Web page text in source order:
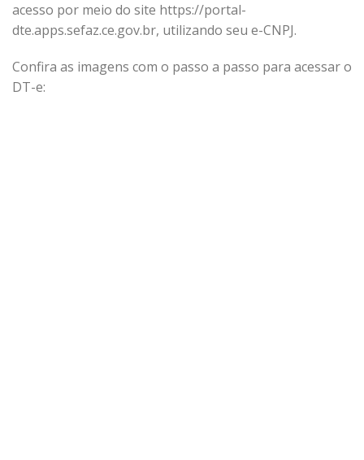
acesso por meio do site https://portal-
dte.apps.sefaz.ce.gov.br, utilizando seu e-CNPJ.
Confira as imagens com o passo a passo para acessar o
DT-e: